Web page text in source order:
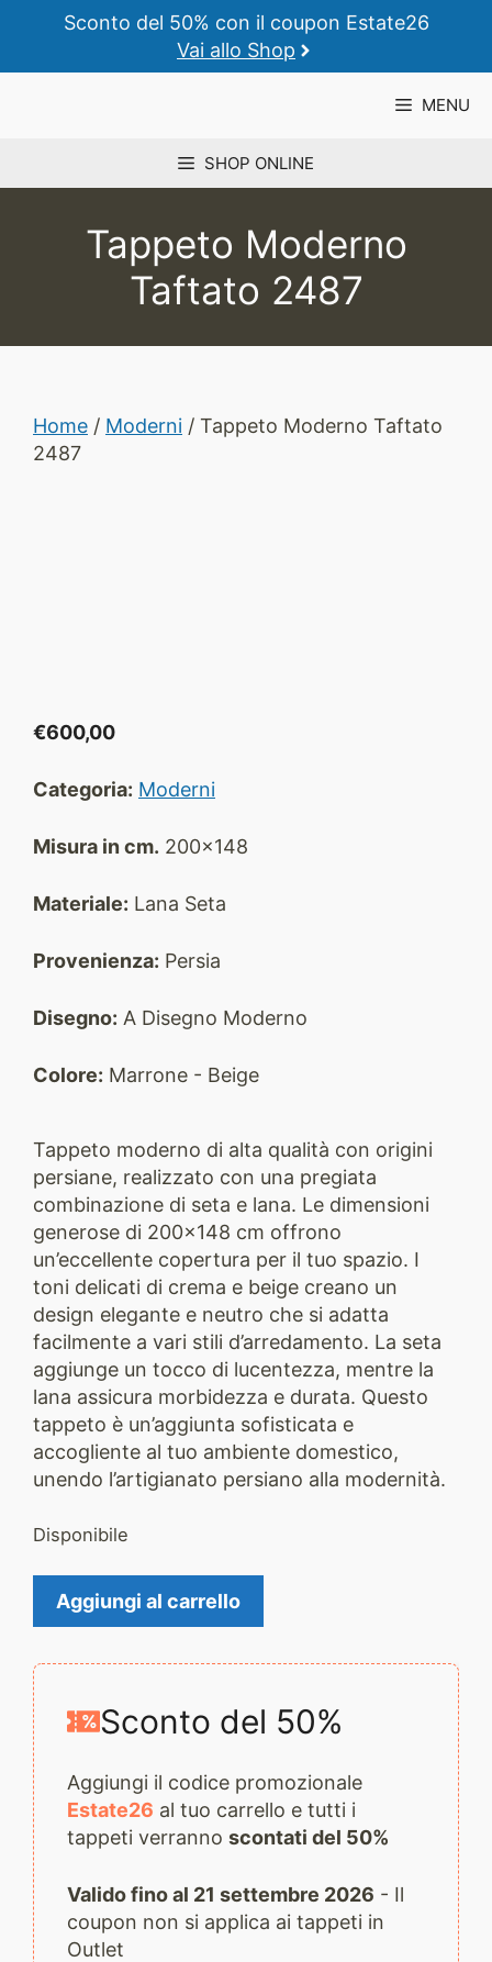
contenuto
Sconto del 50% con il coupon Estate26
Vai allo Shop
MENU
SHOP ONLINE
Tappeto Moderno
Taftato 2487
Home / Moderni / Tappeto Moderno Taftato
2487
€600,00
Categoria: Moderni
Misura in cm. 200x148
Materiale: Lana Seta
Provenienza: Persia
Disegno: A Disegno Moderno
Colore: Marrone - Beige
Tappeto moderno di alta qualità con origini
persiane, realizzato con una pregiata
combinazione di seta e lana. Le dimensioni
generose di 200×148 cm offrono
un’eccellente copertura per il tuo spazio. I
toni delicati di crema e beige creano un
design elegante e neutro che si adatta
facilmente a vari stili d’arredamento. La seta
aggiunge un tocco di lucentezza, mentre la
lana assicura morbidezza e durata. Questo
tappeto è un’aggiunta sofisticata e
accogliente al tuo ambiente domestico,
unendo l’artigianato persiano alla modernità.
Disponibile
Tappeto
Moderno
2487
quantità
Aggiungi al carrello
Sconto del 50%
Aggiungi il codice promozionale
Estate26 al tuo carrello e tutti i
tappeti verranno scontati del 50%
Valido fino al 21 settembre 2026 - Il
coupon non si applica ai tappeti in
Outlet